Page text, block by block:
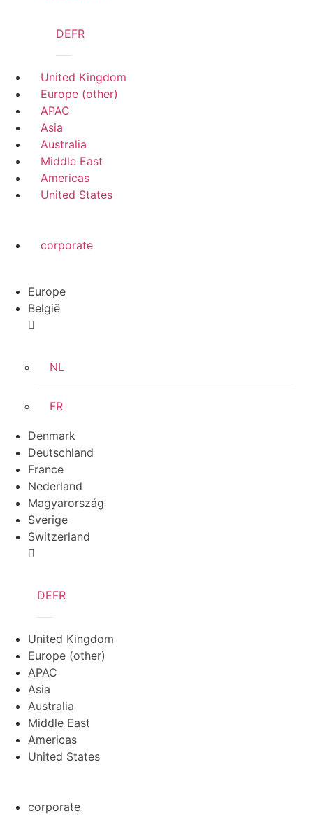
DEFR
United Kingdom
Europe (other)
APAC
Asia
Australia
Middle East
Americas
United States
corporate
Europe
België
NL
FR
Denmark
Deutschland
France
Nederland
Magyarország
Sverige
Switzerland
DEFR
United Kingdom
Europe (other)
APAC
Asia
Australia
Middle East
Americas
United States
corporate